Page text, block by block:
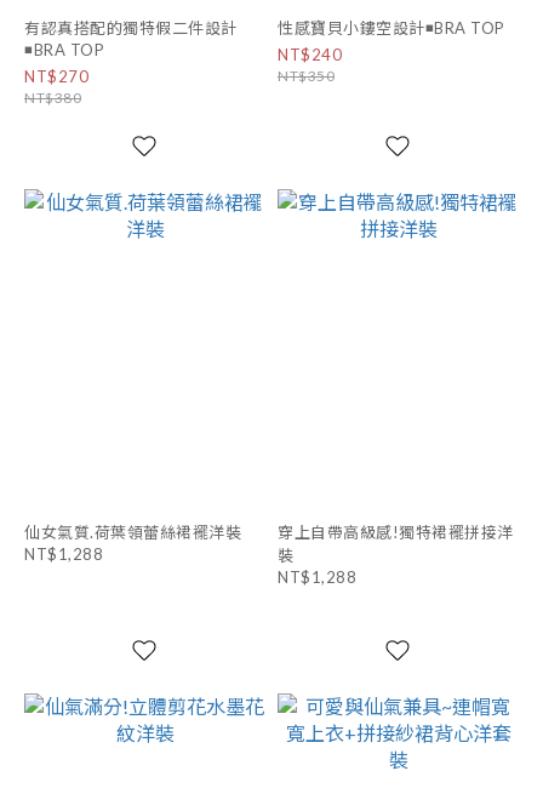
有認真搭配的獨特假二件設計
◾BRA TOP
NT$270
NT$380
性感寶貝小鏤空設計◾BRA TOP
NT$240
NT$350
仙女氣質.荷葉領蕾絲裙襬洋裝
NT$1,288
穿上自帶高級感!獨特裙襬拼接洋
裝
NT$1,288